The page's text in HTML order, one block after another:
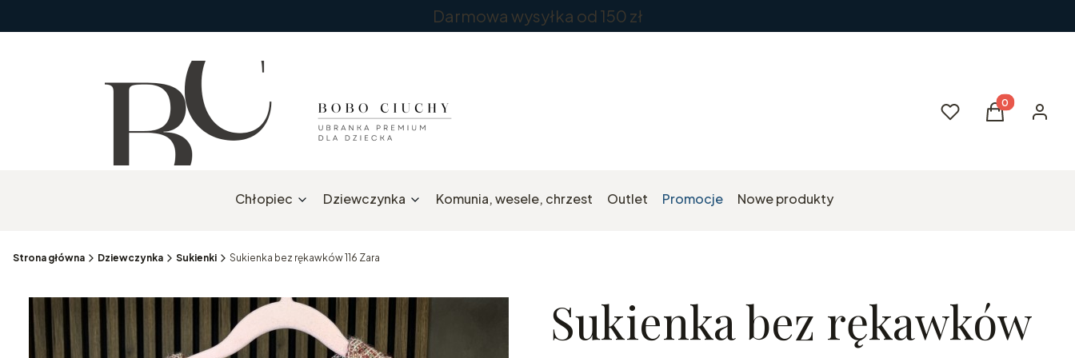
Darmowa wysyłka od 150 zł
UlubioneProdukty w
Koszyk
Chłopiec Dziewczynka Komunia, wesele, chrzest Outlet Promocje Nowe produkty
Strona główna Dziewczynka Sukienki Sukienka bez rękawków 116 Zara
Sukienka bez rękawków